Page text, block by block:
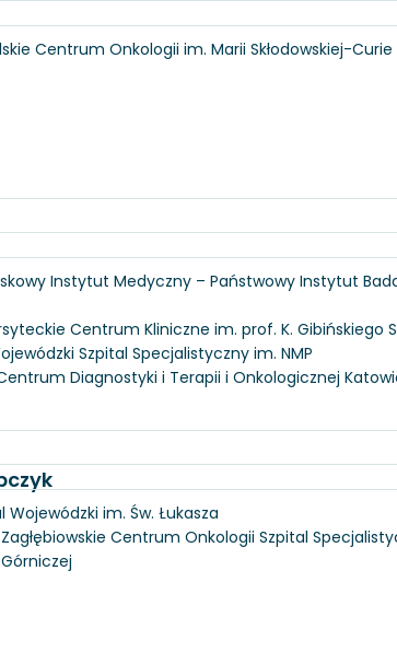
Centrum Onkologii im. Marii Skłodowskiej-Curie
Instytut Medyczny – Państwowy Instytut
Centrum Kliniczne im. prof. K. Gibińskiego
Szpital Specjalistyczny im. NMP
Diagnostyki i Terapii i Onkologicznej
Wojewódzki im. Św. Łukasza
Centrum Onkologii Szpital